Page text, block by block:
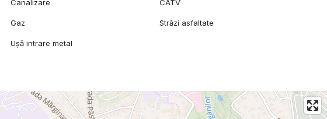
Canalizare CATV
Gaz Străzi asfaltate
Ușă intrare metal